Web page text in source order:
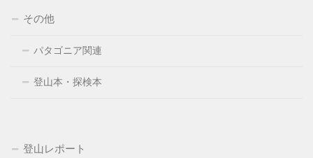
その他
パタゴニア関連
登山本・探検本
登山レポート